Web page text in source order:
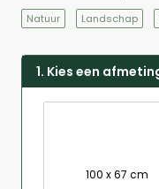
Natuur Landschap
1. Kies een
100 x 67 cm